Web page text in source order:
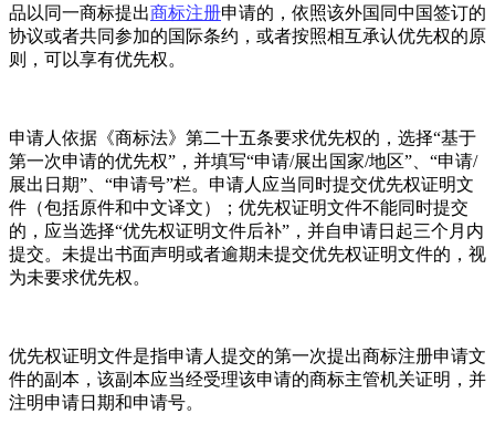
品以同一商标提出商标注册申请的，依照该外国同中国签订的
协议或者共同参加的国际条约，或者按照相互承认优先权的原
则，可以享有优先权。
申请人依据《商标法》第二十五条要求优先权的，选择“基于
第一次申请的优先权”，并填写“申请/展出国家/地区”、“申请/
展出日期”、“申请号”栏。申请人应当同时提交优先权证明文
件（包括原件和中文译文）；优先权证明文件不能同时提交
的，应当选择“优先权证明文件后补”，并自申请日起三个月内
提交。未提出书面声明或者逾期未提交优先权证明文件的，视
为未要求优先权。
优先权证明文件是指申请人提交的第一次提出商标注册申请文
件的副本，该副本应当经受理该申请的商标主管机关证明，并
注明申请日期和申请号。